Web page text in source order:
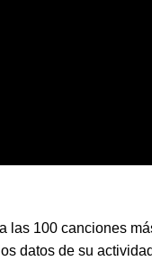
las 100 canciones
datos de su